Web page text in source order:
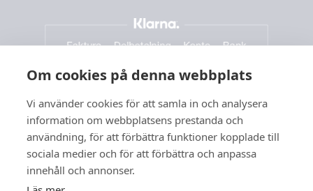
Om cookies på denna webbplats
Vi använder cookies för att samla in och analysera
information om webbplatsens prestanda och
användning, för att förbättra funktioner kopplade till
sociala medier och för att förbättra och anpassa
innehåll och annonser.